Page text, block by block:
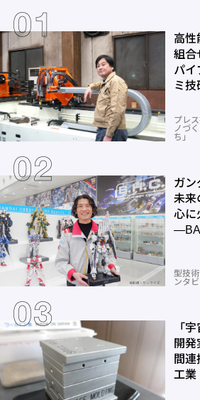
高性
組合
パ
ミ技
プレ
ノづ
ち」
ガン
未来
心に
型技
ンタビ
「
開発
間
工業